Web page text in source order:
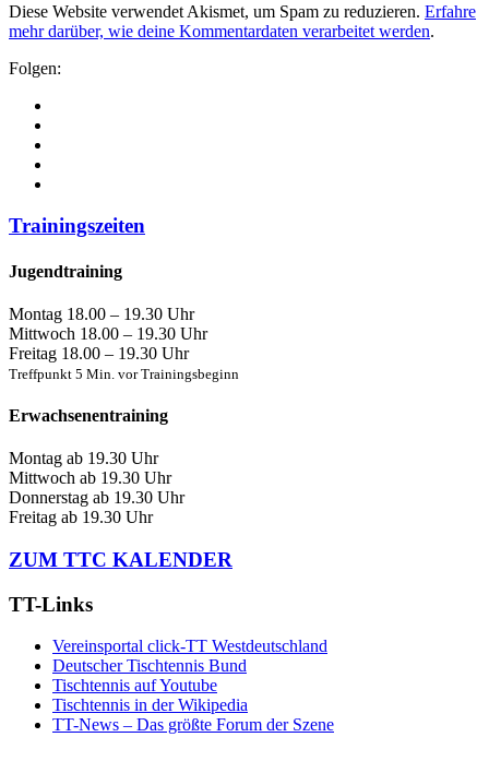
Diese Website verwendet Akismet, um Spam zu reduzieren. Erfahre
mehr darüber, wie deine Kommentardaten verarbeitet werden.
Folgen:
Trainingszeiten
Jugendtraining
Montag 18.00 – 19.30 Uhr
Mittwoch 18.00 – 19.30 Uhr
Freitag 18.00 – 19.30 Uhr
Treffpunkt 5 Min. vor Trainingsbeginn
Erwachsenentraining
Montag ab 19.30 Uhr
Mittwoch ab 19.30 Uhr
Donnerstag ab 19.30 Uhr
Freitag ab 19.30 Uhr
ZUM TTC KALENDER
TT-Links
Vereinsportal click-TT Westdeutschland
Deutscher Tischtennis Bund
Tischtennis auf Youtube
Tischtennis in der Wikipedia
TT-News – Das größte Forum der Szene